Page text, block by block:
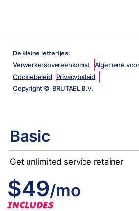
De kleine lettertjes:
Verwerkersovereenkomst Algemene
Cookiebeleid
Privacybeleid
Copyright © BRUTAEL B.V.
Basic
Get unlimited service retainer
$49/mo
INCLUDES